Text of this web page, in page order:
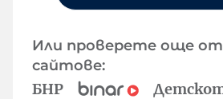
Или проверете още
сайтове:
БНР